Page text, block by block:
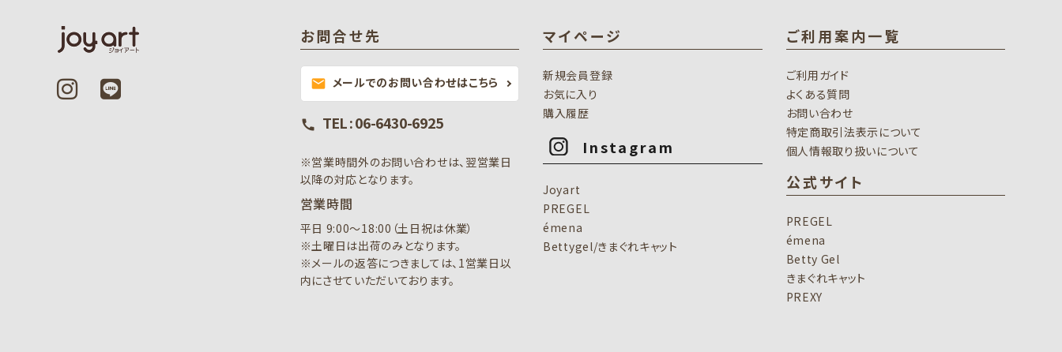
お問合せ先
mail メールでのお問い合わせはこちら
call TEL : 06-6430-6925
※営業時間外のお問い合わせは、翌営業日
以降の対応となります。
営業時間
平日 9:00～18:00（土日祝は休業）
※土曜日は出荷のみとなります。
※メールの返答につきましては、1営業日以
内にさせていただいております。
マイページ
新規会員登録
お気に入り
購入履歴
Instagram
Joyart
PREGEL
émena
Bettygel/きまぐれキャット
ご利用案内一覧
ご利用ガイド
よくある質問
お問い合わせ
特定商取引法表示について
個人情報取り扱いについて
公式サイト
PREGEL
émena
Betty Gel
きまぐれキャット
PREXY